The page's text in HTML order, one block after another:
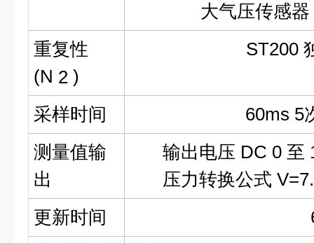
大气压传感
重复性
(N 2 )
ST200
采样时间
60ms 5
测量值输
出
输出电压 DC 0 至
压力转换公式
更新时间